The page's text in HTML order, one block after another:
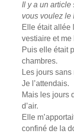
Il y a un
vous voulez le
Elle était allée
vestiaire et me
Puis elle était
chambres.
Les jours
Je l’attendais.
Mais les jours
d’air.
Elle
confiné de la